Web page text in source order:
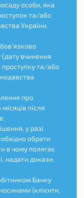
особи, яка
та/або
України.
(дату вчинення
та/або
про
після
у разі
обрати
в чому полягає
надати докази.
Банку
(клієнти,